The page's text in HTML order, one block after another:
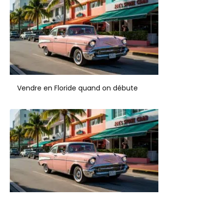
Vendre en Floride quand on débute